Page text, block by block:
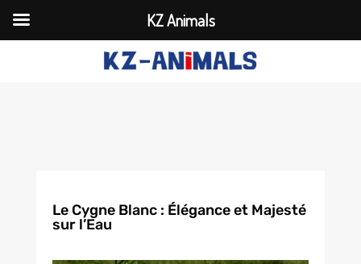
Le Cygne Blanc : Élégance et Majesté
sur l’Eau
KZ Animals